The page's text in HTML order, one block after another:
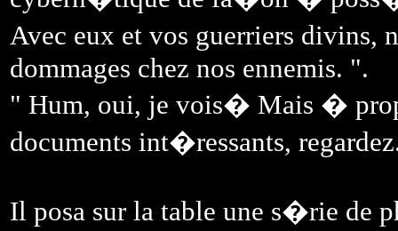
Avec eux et vos guerriers divins,
dommages chez nos ennemis. ".
" Hum, oui, je vois� Mais �
documents int�ressants,
Il posa sur la table une s�rie de